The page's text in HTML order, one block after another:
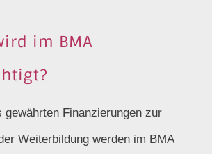
im BMA
gewährten Finanzierungen zur
Weiterbildung werden im BMA